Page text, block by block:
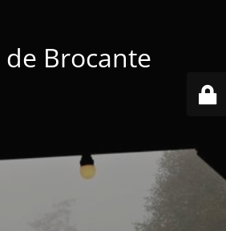
de Brocante